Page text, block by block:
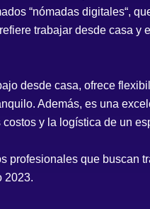
“nómadas digitales“,
trabajar desde casa y
desde casa, ofrece
Además, es una
y la logística de un
profesionales que buscan
2023.